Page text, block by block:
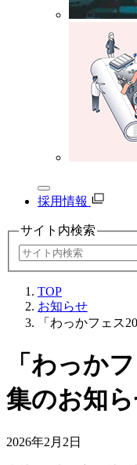
採用情報
サイト内検索
TOP
お知らせ
「わっかフェス
「わっか
集のお知
2026年2月2日